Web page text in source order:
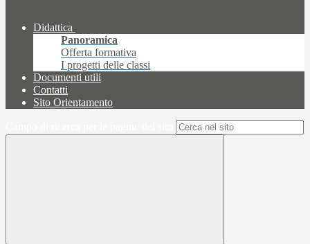
Didattica
Panoramica
Offerta formativa
I progetti delle classi
Documenti utili
Contatti
Sito Orientamento